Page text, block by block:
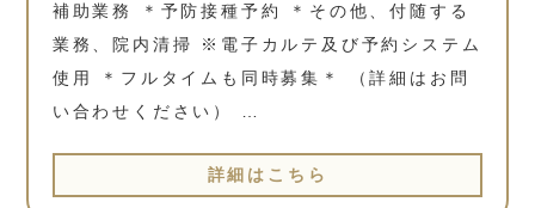
補助業務 ＊予防接種予約 ＊その他、付随する
業務、院内清掃 ※電子カルテ及び予約システム
使用 ＊フルタイムも同時募集＊ （詳細はお問
い合わせください） …
詳細はこちら